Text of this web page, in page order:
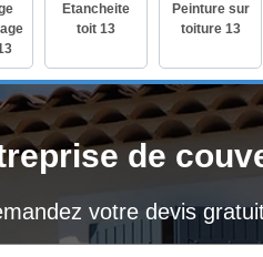
Etancheite
toit 13
Peinture sur
toiture 13
de
votre devis